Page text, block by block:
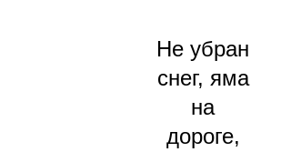
Не убран
снег, яма
на
дороге,